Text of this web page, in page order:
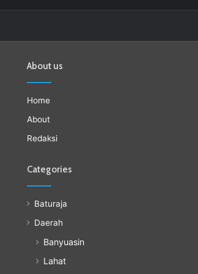
About us
Home
About
Redaksi
Categories
Baturaja
Daerah
Banyuasin
Lahat